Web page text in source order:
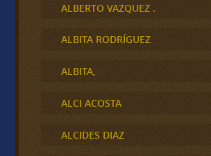
ALBERTO VAZQUEZ .
ALBITA RODRÍGUEZ
ALBITA,
ALCI ACOSTA
ALCIDES DIAZ